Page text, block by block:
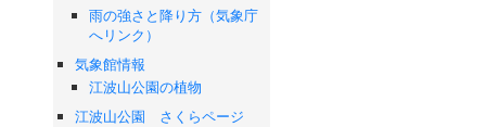
雨の強さと降り方（気象庁
へリンク）
気象館情報
江波山公園の植物
江波山公園 さくらページ